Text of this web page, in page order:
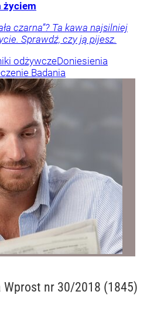
życiem
czarna”? Ta kawa najsilniej
Sprawdź, czy ją pijesz.
odżywczeDoniesienia
Badania
Wprost nr 30/2018 (1845)